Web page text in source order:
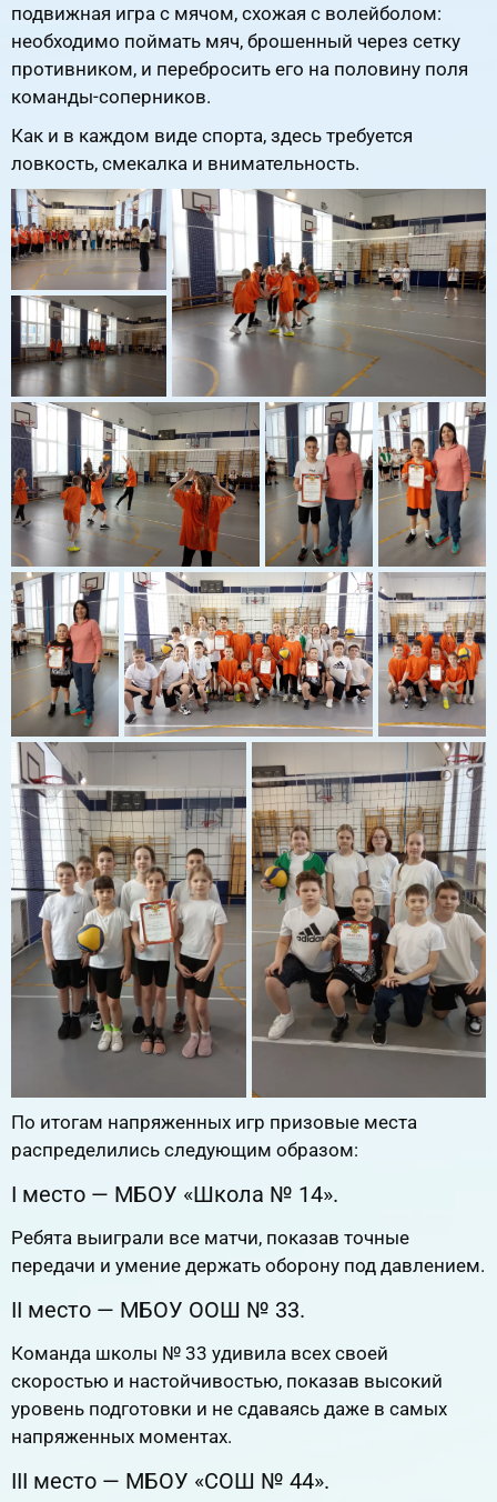
подвижная игра с мячом, схожая с волейболом:
необходимо поймать мяч, брошенный через сетку
противником, и перебросить его на половину поля
команды-соперников.
Как и в каждом виде спорта, здесь требуется
ловкость, смекалка и внимательность.
По итогам напряженных игр призовые места
распределились следующим образом:
I место — МБОУ «Школа № 14».
Ребята выиграли все матчи, показав точные
передачи и умение держать оборону под давлением.
II место — МБОУ ООШ № 33.
Команда школы № 33 удивила всех своей
скоростью и настойчивостью, показав высокий
уровень подготовки и не сдаваясь даже в самых
напряженных моментах.
III место — МБОУ «СОШ № 44».